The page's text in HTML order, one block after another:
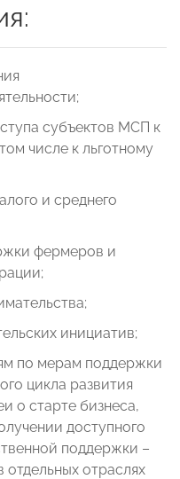
субъектов МСП к
числе к льготному
и среднего
фермеров и
инициатив;
по мерам поддержки
цикла развития
о старте бизнеса,
доступного
поддержки –
отдельных отраслях